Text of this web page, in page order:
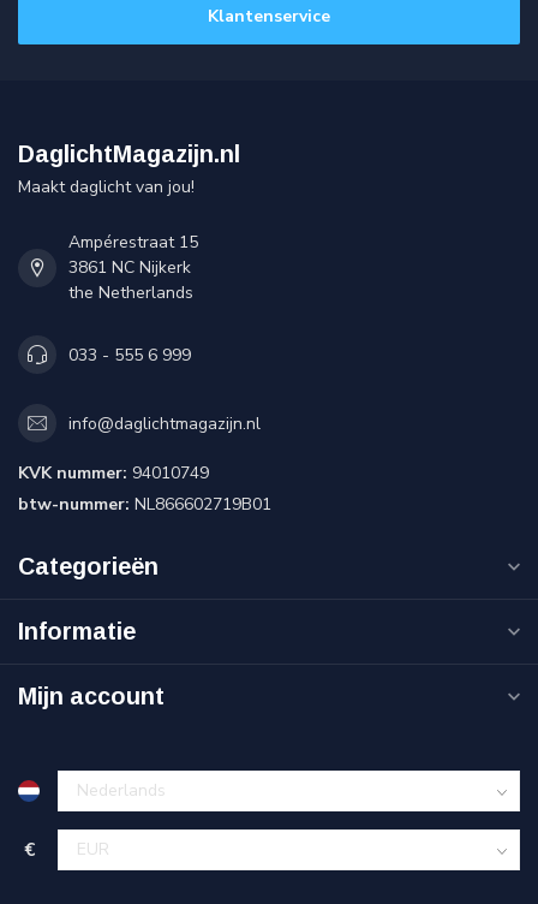
Klantenservice
DaglichtMagazijn.nl
Maakt daglicht van jou!
Ampérestraat 15
3861 NC Nijkerk
the Netherlands
033 - 555 6 999
info@daglichtmagazijn.nl
KVK nummer: 94010749
btw-nummer: NL866602719B01
Categorieën
Informatie
Mijn account
€